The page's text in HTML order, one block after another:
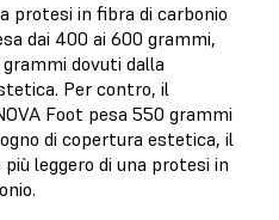
protesi in fibra di carbonio
dai 400 ai 600 grammi,
dovuti dalla
Per contro, il
Foot pesa 550 grammi
di copertura estetica, il
leggero di una protesi in